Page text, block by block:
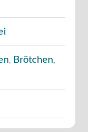
, Brötchen,